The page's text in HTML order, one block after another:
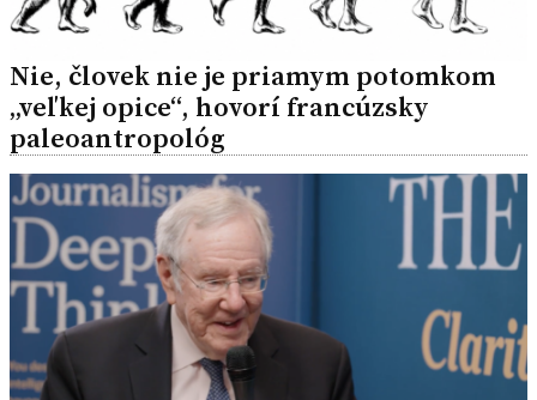
Nie, človek nie je priamym potomkom
„veľkej opice“, hovorí francúzsky
paleoantropológ